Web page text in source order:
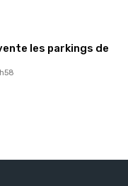
les parkings de